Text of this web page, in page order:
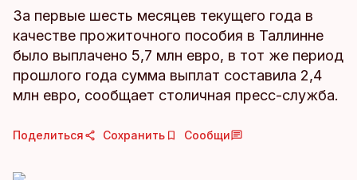
За первые шесть месяцев текущего года в
качестве прожиточного пособия в Таллинне
было выплачено 5,7 млн евро, в тот же период
прошлого года сумма выплат составила 2,4
млн евро, сообщает столичная пресс-служба.
Поделиться Сохранить Сообщи